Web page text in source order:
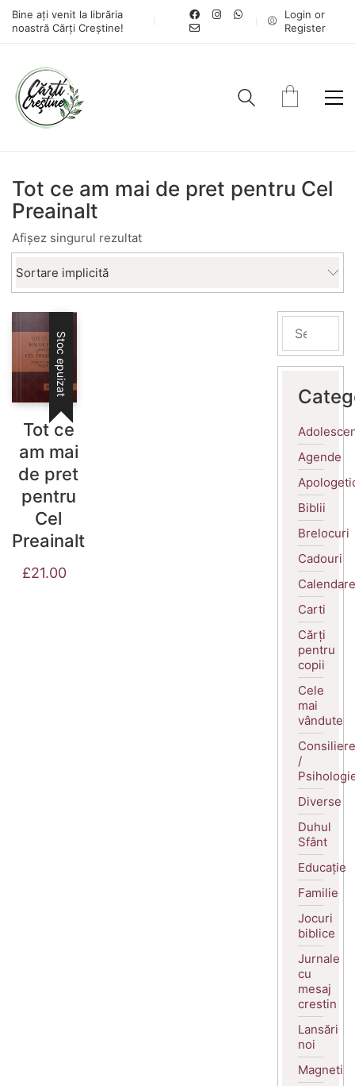
Bine ați venit la librăria
noastră Cărți Creștine!
Login or
Register
Tot ce am mai de pret pentru Cel
Preainalt
Afișez singurul rezultat
Sortare implicită
Stoc epuizat
Tot ce
am mai
de pret
pentru
Cel
Preainalt
£21.00
Agende
Biblii
Brelocuri
Cadouri
Calendare
Carti
Cărți
pentru
copii
Cele
mai
vândute
Consiliere
/
Diverse
Duhul
Sfânt
Educație
Familie
Jocuri
biblice
Jurnale
cu
mesaj
crestin
Lansări
noi
Magneti